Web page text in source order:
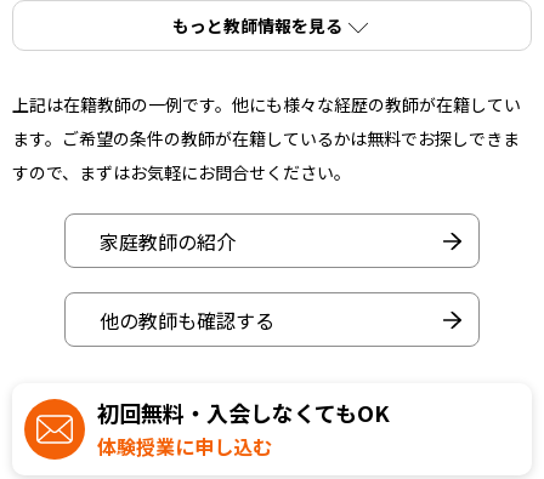
もっと教師情報を見る
上記は在籍教師の一例です。他にも様々な経歴の教師が在籍してい
ます。ご希望の条件の教師が在籍しているかは無料でお探しできま
すので、まずはお気軽にお問合せください。
家庭教師の紹介
他の教師も確認する
初回無料・入会しなくてもOK
体験授業に申し込む